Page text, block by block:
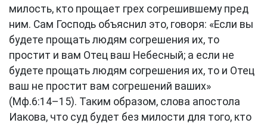
милость, кто прощает грех согрешившему пред
ним. Сам Господь объяснил это, говоря: «Если вы
будете прощать людям согрешения их, то
простит и вам Отец ваш Небесный; а если не
будете прощать людям согрешения их, то и Отец
ваш не простит вам согрешений ваших»
(Мф.6:14–15). Таким образом, слова апостола
Иакова, что суд будет без милости для того, кто